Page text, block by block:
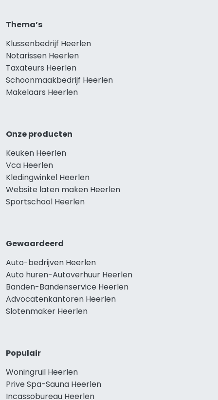
Thema’s
Klussenbedrijf Heerlen
Notarissen Heerlen
Taxateurs Heerlen
Schoonmaakbedrijf Heerlen
Makelaars Heerlen
Onze producten
Keuken Heerlen
Vca Heerlen
Kledingwinkel Heerlen
Website laten maken Heerlen
Sportschool Heerlen
Gewaardeerd
Auto-bedrijven Heerlen
Auto huren-Autoverhuur Heerlen
Banden-Bandenservice Heerlen
Advocatenkantoren Heerlen
Slotenmaker Heerlen
Populair
Woningruil Heerlen
Prive Spa-Sauna Heerlen
Incassobureau Heerlen